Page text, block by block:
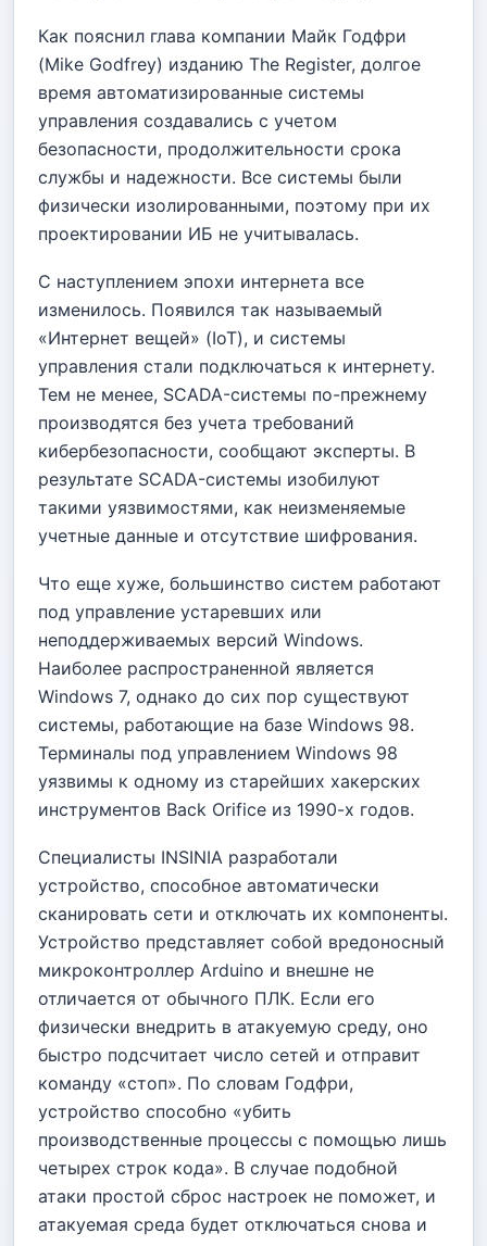
Как пояснил глава компании Майк Годфри
(Mike Godfrey) изданию The Register, долгое
время автоматизированные системы
управления создавались с учетом
безопасности, продолжительности срока
службы и надежности. Все системы были
физически изолированными, поэтому при их
проектировании ИБ не учитывалась.
С наступлением эпохи интернета все
изменилось. Появился так называемый
«Интернет вещей» (IoT), и системы
управления стали подключаться к интернету.
Тем не менее, SCADA-системы по-прежнему
производятся без учета требований
кибербезопасности, сообщают эксперты. В
результате SCADA-системы изобилуют
такими уязвимостями, как неизменяемые
учетные данные и отсутствие шифрования.
Что еще хуже, большинство систем работают
под управление устаревших или
неподдерживаемых версий Windows.
Наиболее распространенной является
Windows 7, однако до сих пор существуют
системы, работающие на базе Windows 98.
Терминалы под управлением Windows 98
уязвимы к одному из старейших хакерских
инструментов Back Orifice из 1990-х годов.
Специалисты INSINIA разработали
устройство, способное автоматически
сканировать сети и отключать их компоненты.
Устройство представляет собой вредоносный
микроконтроллер Arduino и внешне не
отличается от обычного ПЛК. Если его
физически внедрить в атакуемую среду, оно
быстро подсчитает число сетей и отправит
команду «стоп». По словам Годфри,
устройство способно «убить
производственные процессы с помощью лишь
четырех строк кода». В случае подобной
атаки простой сброс настроек не поможет, и
атакуемая среда будет отключаться снова и